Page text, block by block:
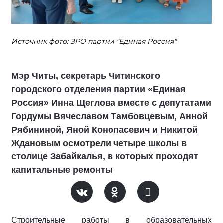
Источник фото: ЗРО партии "Единая Россия"
Мэр Читы, секретарь Читинского
городского отделения партии «Единая
Россия» Инна Щеглова вместе с депутатами
Гордумы Вячеславом Тамбовцевым, Анной
Рябининой, Яной Конопасевич и Никитой
Ждановым осмотрели четыре школы в
столице Забайкалья, в которых проходят
капитальные ремонты
Строительные работы в образовательных